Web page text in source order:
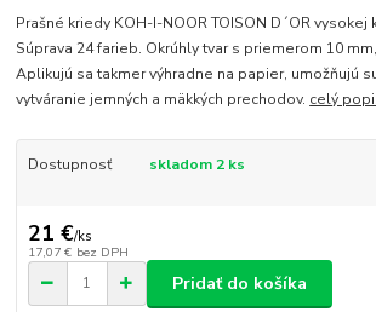
Prašné kriedy KOH-I-NOOR TOISON D´OR vysokej
Súprava 24 farieb. Okrúhly tvar s priemerom 10
Aplikujú sa takmer výhradne na papier, umožňujú
vytváranie jemných a mäkkých prechodov. celý
Dostupnosť skladom 2 ks
21 €/ks
17,07 € bez DPH
Pridať do košíka